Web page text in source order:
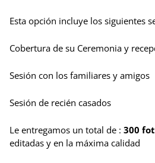
Esta opción incluye los siguientes
Cobertura de su Ceremonia y
Sesión con los familiares y amigos
Sesión de recién casados
Le entregamos un total de : 300
editadas y en la máxima calidad